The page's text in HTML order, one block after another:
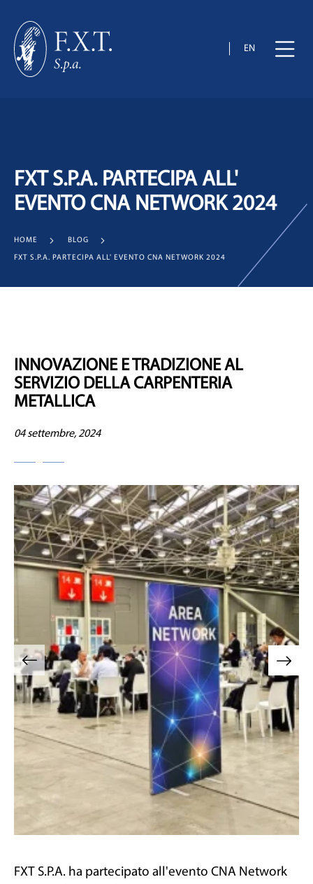
EN
FXT S.P.A. PARTECIPA ALL'
EVENTO CNA NETWORK 2024
HOME BLOG
FXT S.P.A. PARTECIPA ALL' EVENTO CNA NETWORK 2024
INNOVAZIONE E TRADIZIONE AL
SERVIZIO DELLA CARPENTERIA
METALLICA
04 settembre, 2024
FXT S.P.A. ha partecipato all'evento CNA Network